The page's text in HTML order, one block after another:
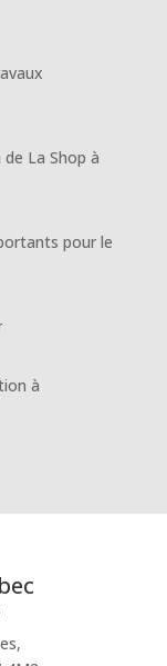
La Shop à
pour le
à